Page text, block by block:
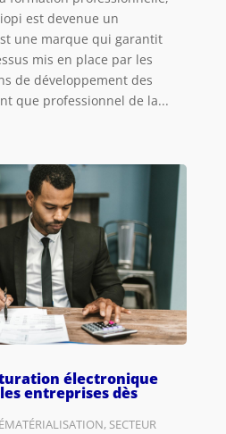
est devenue un
une marque qui garantit
mis en place par les
de développement des
que professionnel de la...
électronique
entreprises dès
, SECTEUR